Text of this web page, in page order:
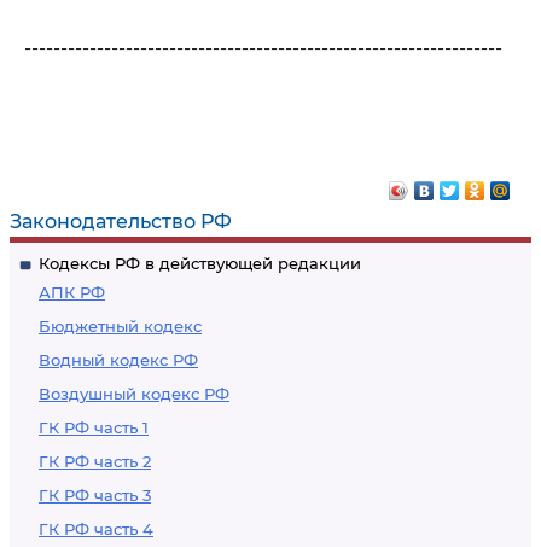
Законодательство РФ
Кодексы РФ в действующей редакции
АПК РФ
Бюджетный кодекс
Водный кодекс РФ
Воздушный кодекс РФ
ГК РФ часть 1
ГК РФ часть 2
ГК РФ часть 3
ГК РФ часть 4
------------------------------------------------------------------